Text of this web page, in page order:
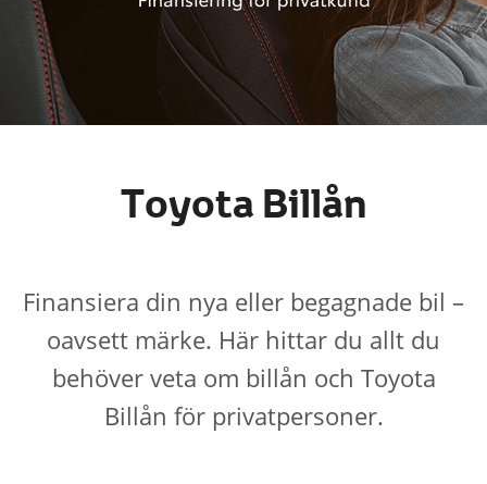
Toyota Billån
Finansiera din nya eller begagnade bil –
oavsett märke. Här hittar du allt du
behöver veta om billån och Toyota
Billån för privatpersoner.